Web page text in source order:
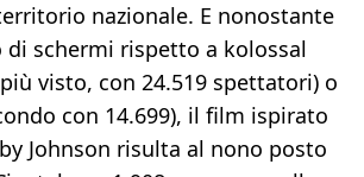
nazionale. E nonostante
di schermi rispetto a kolossal
più visto, con 24.519 spettatori) o
con 14.699), il film ispirato
Johnson risulta al nono posto